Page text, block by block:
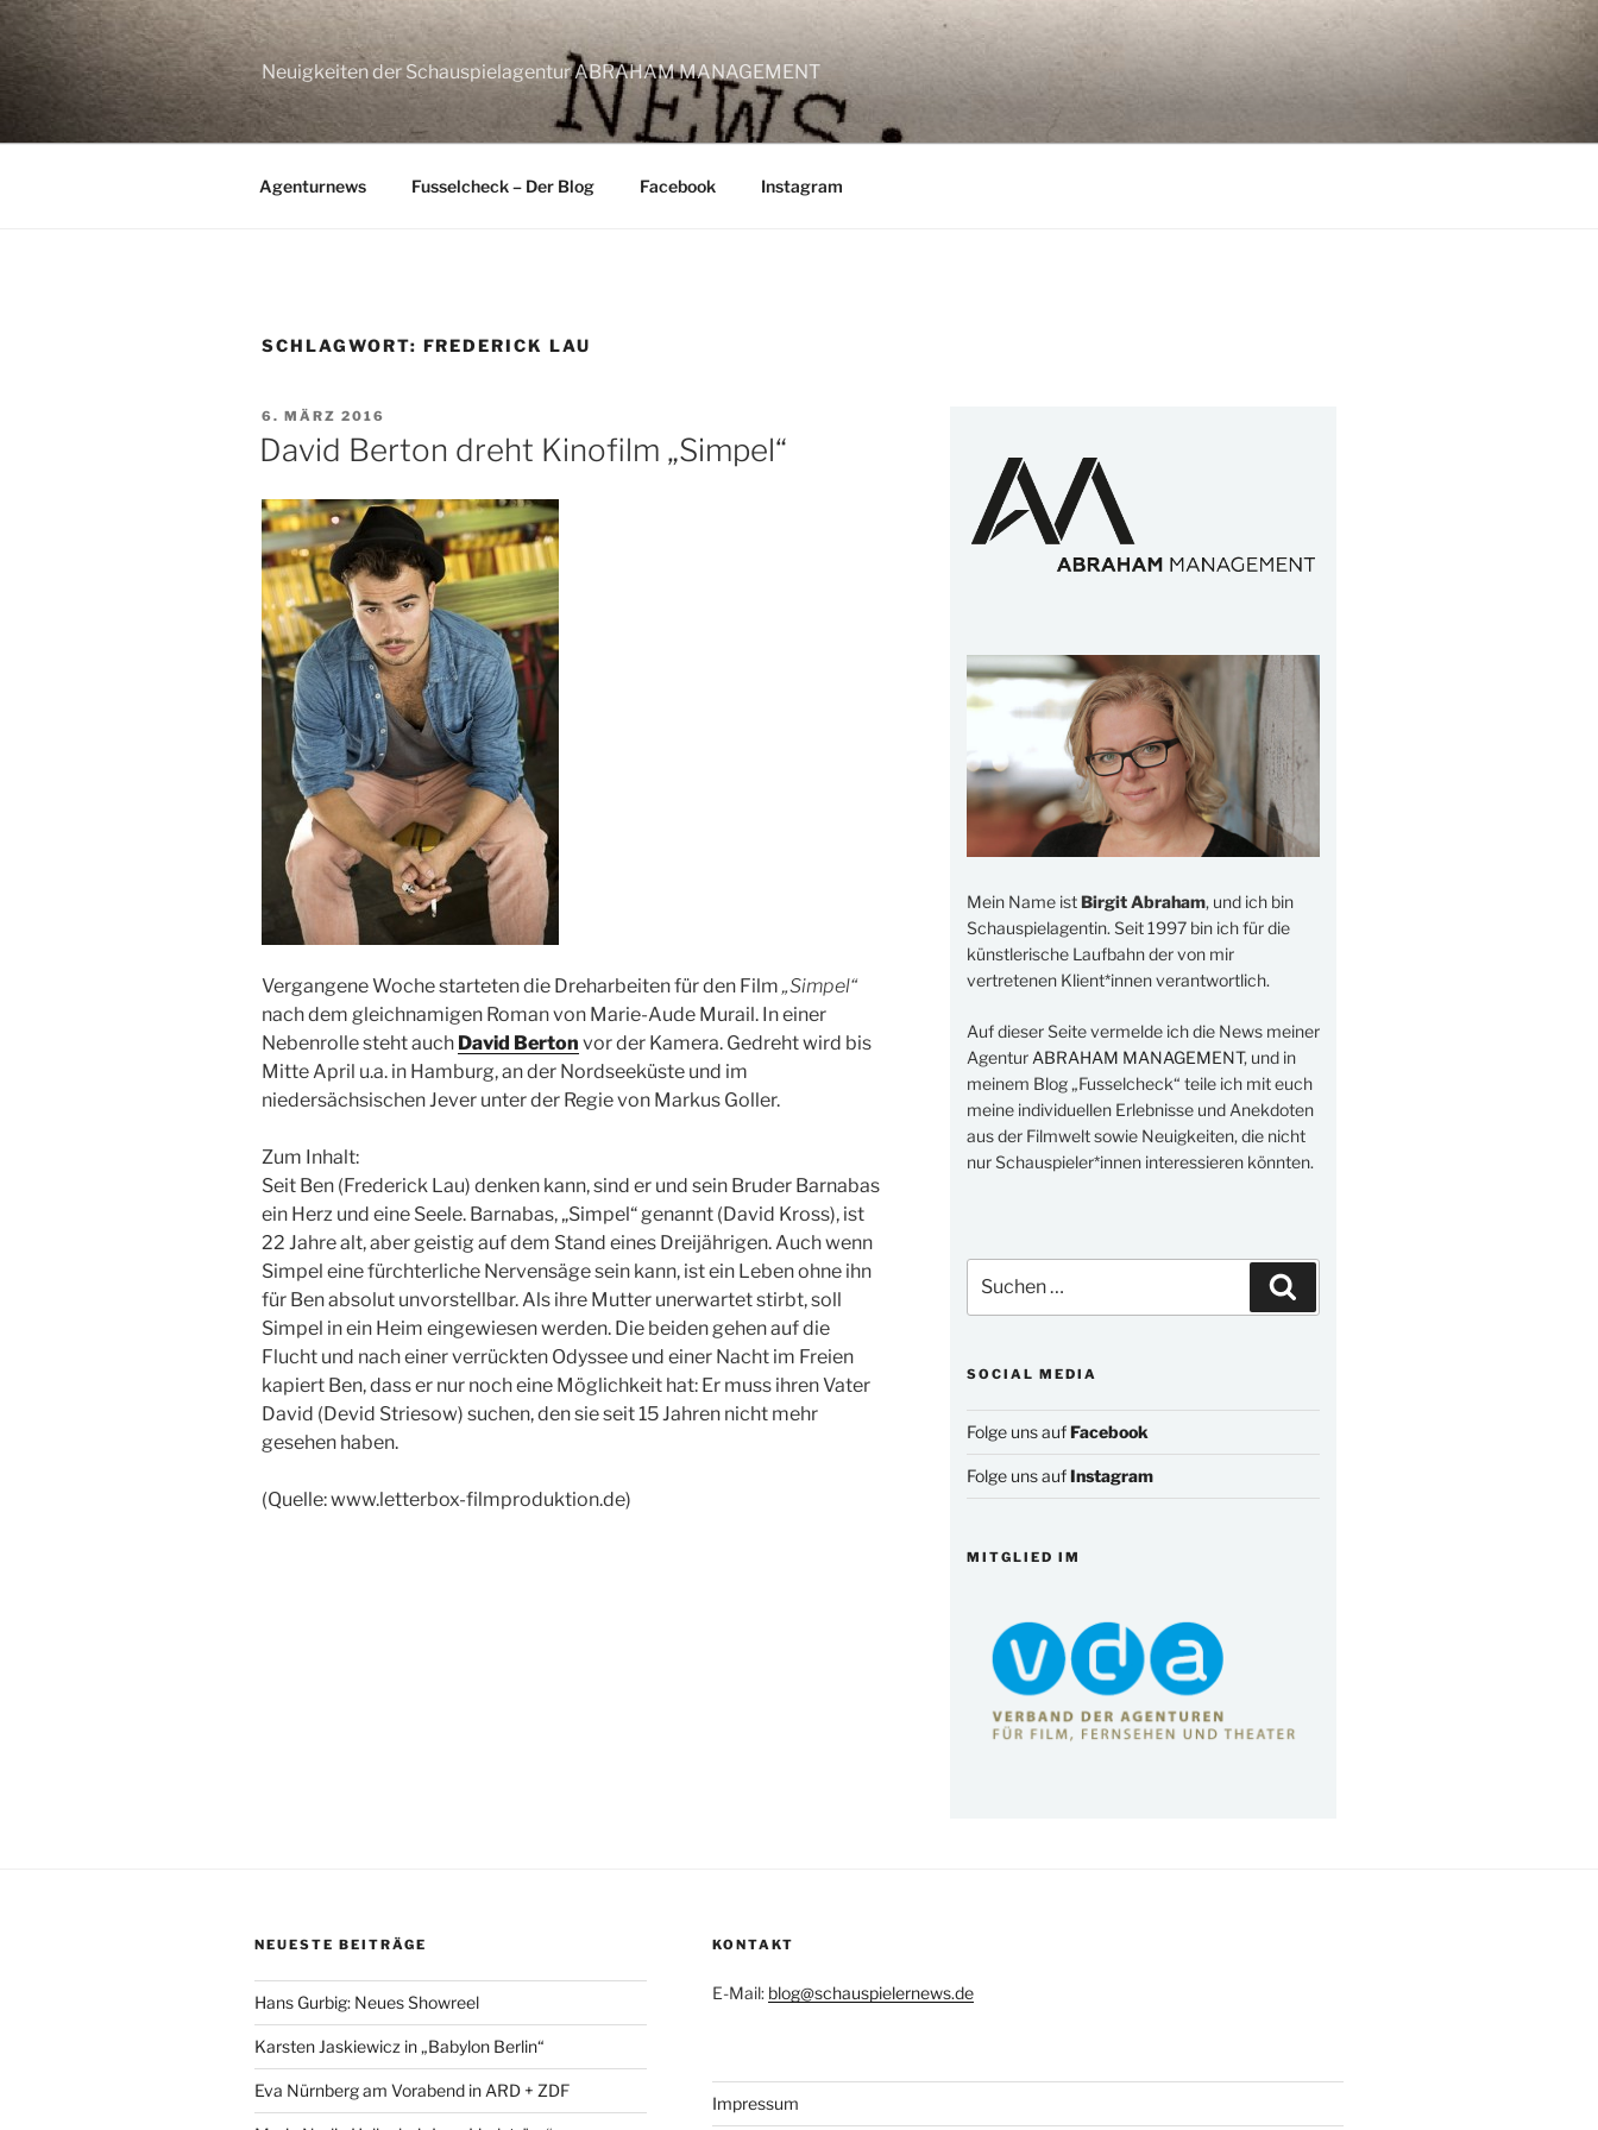
Zum
Inhalt
springen
Neuigkeiten der Schauspielagentur ABRAHAM MANAGEMENT
Agenturnews Fusselcheck – Der Blog Facebook Instagram
SCHLAGWORT: FREDERICK LAU
VERÖFFENTLICHT
AM
6. MÄRZ 2016
David Berton dreht Kinofilm „Simpel“
Vergangene Woche starteten die Dreharbeiten für den Film „Simpel“
nach dem gleichnamigen Roman von Marie-Aude Murail. In einer
Nebenrolle steht auch David Berton vor der Kamera. Gedreht wird bis
Mitte April u.a. in Hamburg, an der Nordseeküste und im
niedersächsischen Jever unter der Regie von Markus Goller.
Zum Inhalt:
Seit Ben (Frederick Lau) denken kann, sind er und sein Bruder Barnabas
ein Herz und eine Seele. Barnabas, „Simpel“ genannt (David Kross), ist
22 Jahre alt, aber geistig auf dem Stand eines Dreijährigen. Auch wenn
Simpel eine fürchterliche Nervensäge sein kann, ist ein Leben ohne ihn
für Ben absolut unvorstellbar. Als ihre Mutter unerwartet stirbt, soll
Simpel in ein Heim eingewiesen werden. Die beiden gehen auf die
Flucht und nach einer verrückten Odyssee und einer Nacht im Freien
kapiert Ben, dass er nur noch eine Möglichkeit hat: Er muss ihren Vater
David (Devid Striesow) suchen, den sie seit 15 Jahren nicht mehr
gesehen haben.
(Quelle: www.letterbox-filmproduktion.de)
Mein Name istBirgit Abraham, und ich bin
Schauspielagentin. Seit 1997 bin ich für die
künstlerische Laufbahn der von mir
vertretenen Klient*innen verantwortlich.
Auf dieser Seite vermelde ich die News meiner
Agentur ABRAHAM MANAGEMENT, und in
meinem Blog „Fusselcheck“ teile ich mit euch
meine individuellen Erlebnisse und Anekdoten
aus der Filmwelt sowie Neuigkeiten, die nicht
nur Schauspieler*innen interessieren könnten.
nach:
SOCIAL MEDIA
Folge uns aufFacebook
Folge uns aufInstagram
MITGLIED IM
NEUESTE BEITRÄGE
Hans Gurbig: Neues Showreel
Karsten Jaskiewicz in „Babylon Berlin“
Eva Nürnberg am Vorabend in ARD + ZDF
KONTAKT
E-Mail: blog@schauspielernews.de
Impressum